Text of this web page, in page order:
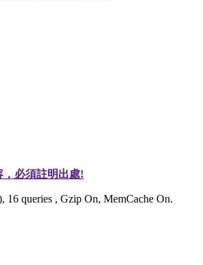
必須註明出處!
16 queries , Gzip On, MemCache On.